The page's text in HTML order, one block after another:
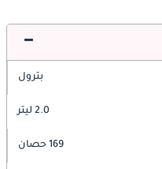
بترول
2.0 ليتر
169 حصان